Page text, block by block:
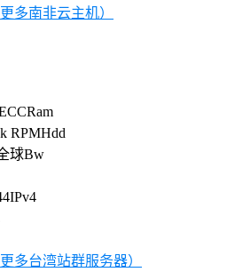
多南非云主机）
RPMHdd
球Bw
多台湾站群服务器）